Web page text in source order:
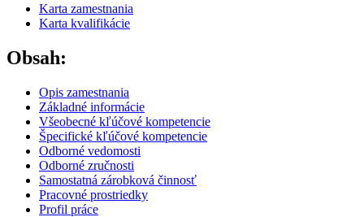
Karta zamestnania
Karta kvalifikácie
Obsah:
Opis zamestnania
Základné informácie
Všeobecné kľúčové kompetencie
Špecifické kľúčové kompetencie
Odborné vedomosti
Odborné zručnosti
Samostatná zárobková činnosť
Pracovné prostriedky
Profil práce